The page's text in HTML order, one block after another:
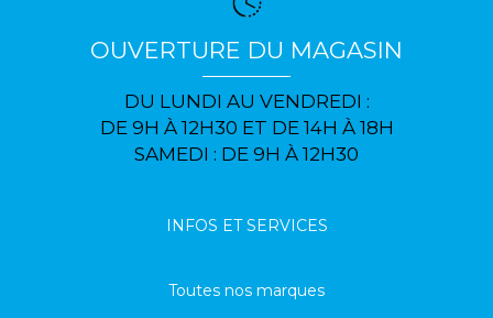
OUVERTURE DU MAGASIN
DU LUNDI AU VENDREDI :
DE 9H À 12H30 ET DE 14H À 18H
SAMEDI : DE 9H À 12H30
INFOS ET SERVICES
Toutes nos marques